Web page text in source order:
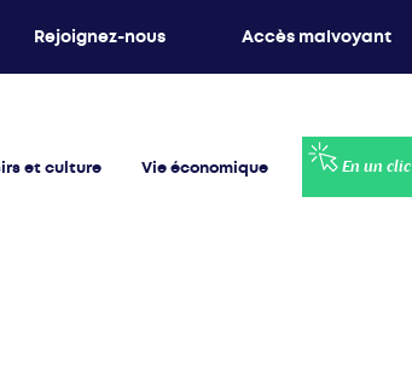
Rejoignez-nous Accès malvoyant
et culture Vie économique En un clic